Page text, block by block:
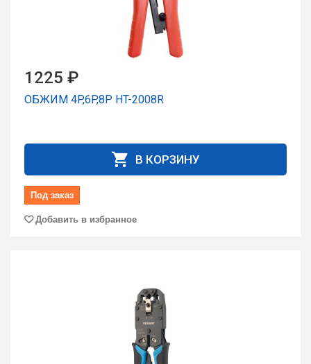
1225 ₽
ОБЖИМ 4P,6P,8P HT-2008R
В КОРЗИНУ
Под заказ
Добавить в избранное